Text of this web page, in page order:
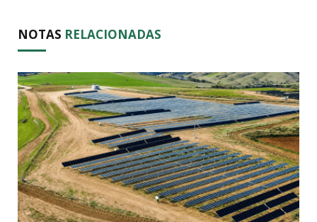
NOTAS RELACIONADAS